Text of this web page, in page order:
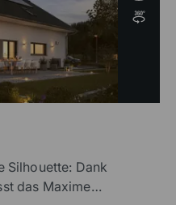
Silhouette: Dank
das Maxime